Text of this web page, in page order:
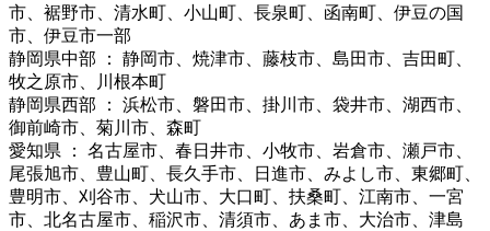
市、裾野市、清水町、小山町、長泉町、函南町、伊豆の国
市、伊豆市一部
静岡県中部 ： 静岡市、焼津市、藤枝市、島田市、吉田町、
牧之原市、川根本町
静岡県西部 ： 浜松市、磐田市、掛川市、袋井市、湖西市、
御前崎市、菊川市、森町
愛知県 ： 名古屋市、春日井市、小牧市、岩倉市、瀬戸市、
尾張旭市、豊山町、長久手市、日進市、みよし市、東郷町、
豊明市、刈谷市、犬山市、大口町、扶桑町、江南市、一宮
市、北名古屋市、稲沢市、清須市、あま市、大治市、津島